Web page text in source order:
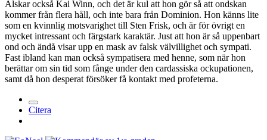
Älskar också Kai Winn, och det är kul att hon gör så att ondskan
kommer från flera håll, och inte bara från Dominion. Hon känns lite
som en kvinnlig motsvarighet till Sten Frisk, och är för övrigt en
mycket intressant och färgstark karaktär. Just att hon är så uppenbart
ond och ändå visar upp en mask av falsk välvillighet och sympati.
Fast ibland kan man också sympatisera med henne, som när hon
berättar om sin tid som fånge under den cardassiska ockupationen,
samt då hon desperat försöker få kontakt med profeterna.
Citera